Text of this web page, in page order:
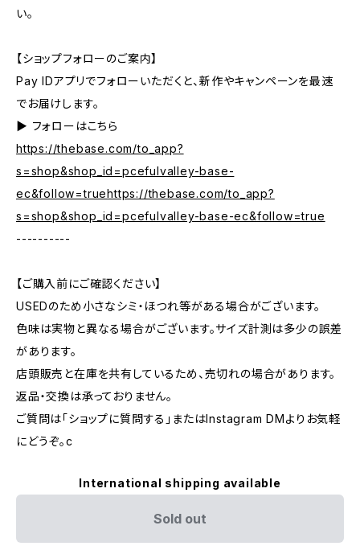
い。
【ショップフォローのご案内】
Pay IDアプリでフォローいただくと、新作やキャンペーンを最速
でお届けします。
▶︎ フォローはこちら
https://thebase.com/to_app?
s=shop&shop_id=pcefulvalley-base-
ec&follow=truehttps://thebase.com/to_app?
s=shop&shop_id=pcefulvalley-base-ec&follow=true
----------
【ご購入前にご確認ください】
USEDのため小さなシミ・ほつれ等がある場合がございます。
色味は実物と異なる場合がございます。サイズ計測は多少の誤差
があります。
店頭販売と在庫を共有しているため、売切れの場合があります。
返品・交換は承っておりません。
ご質問は「ショップに質問する」またはInstagram DMよりお気軽
にどうぞ。c
International shipping available
Sold out